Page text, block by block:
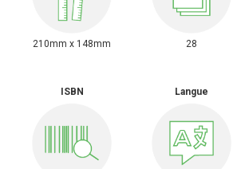
210mm x 148mm 28
ISBN Langue